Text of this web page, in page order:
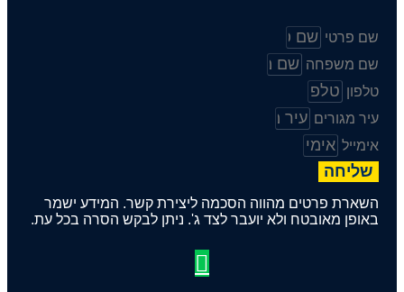
שם פרטי
שם משפחה
טלפון
עיר מגורים
אימייל
שליחה
השארת פרטים מהווה הסכמה ליצירת קשר. המידע ישמר
באופן מאובטח ולא יועבר לצד ג'. ניתן לבקש הסרה בכל עת.